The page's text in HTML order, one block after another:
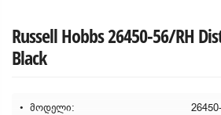
Russell Hobbs 26450-56/RH
Black
მოდელი: